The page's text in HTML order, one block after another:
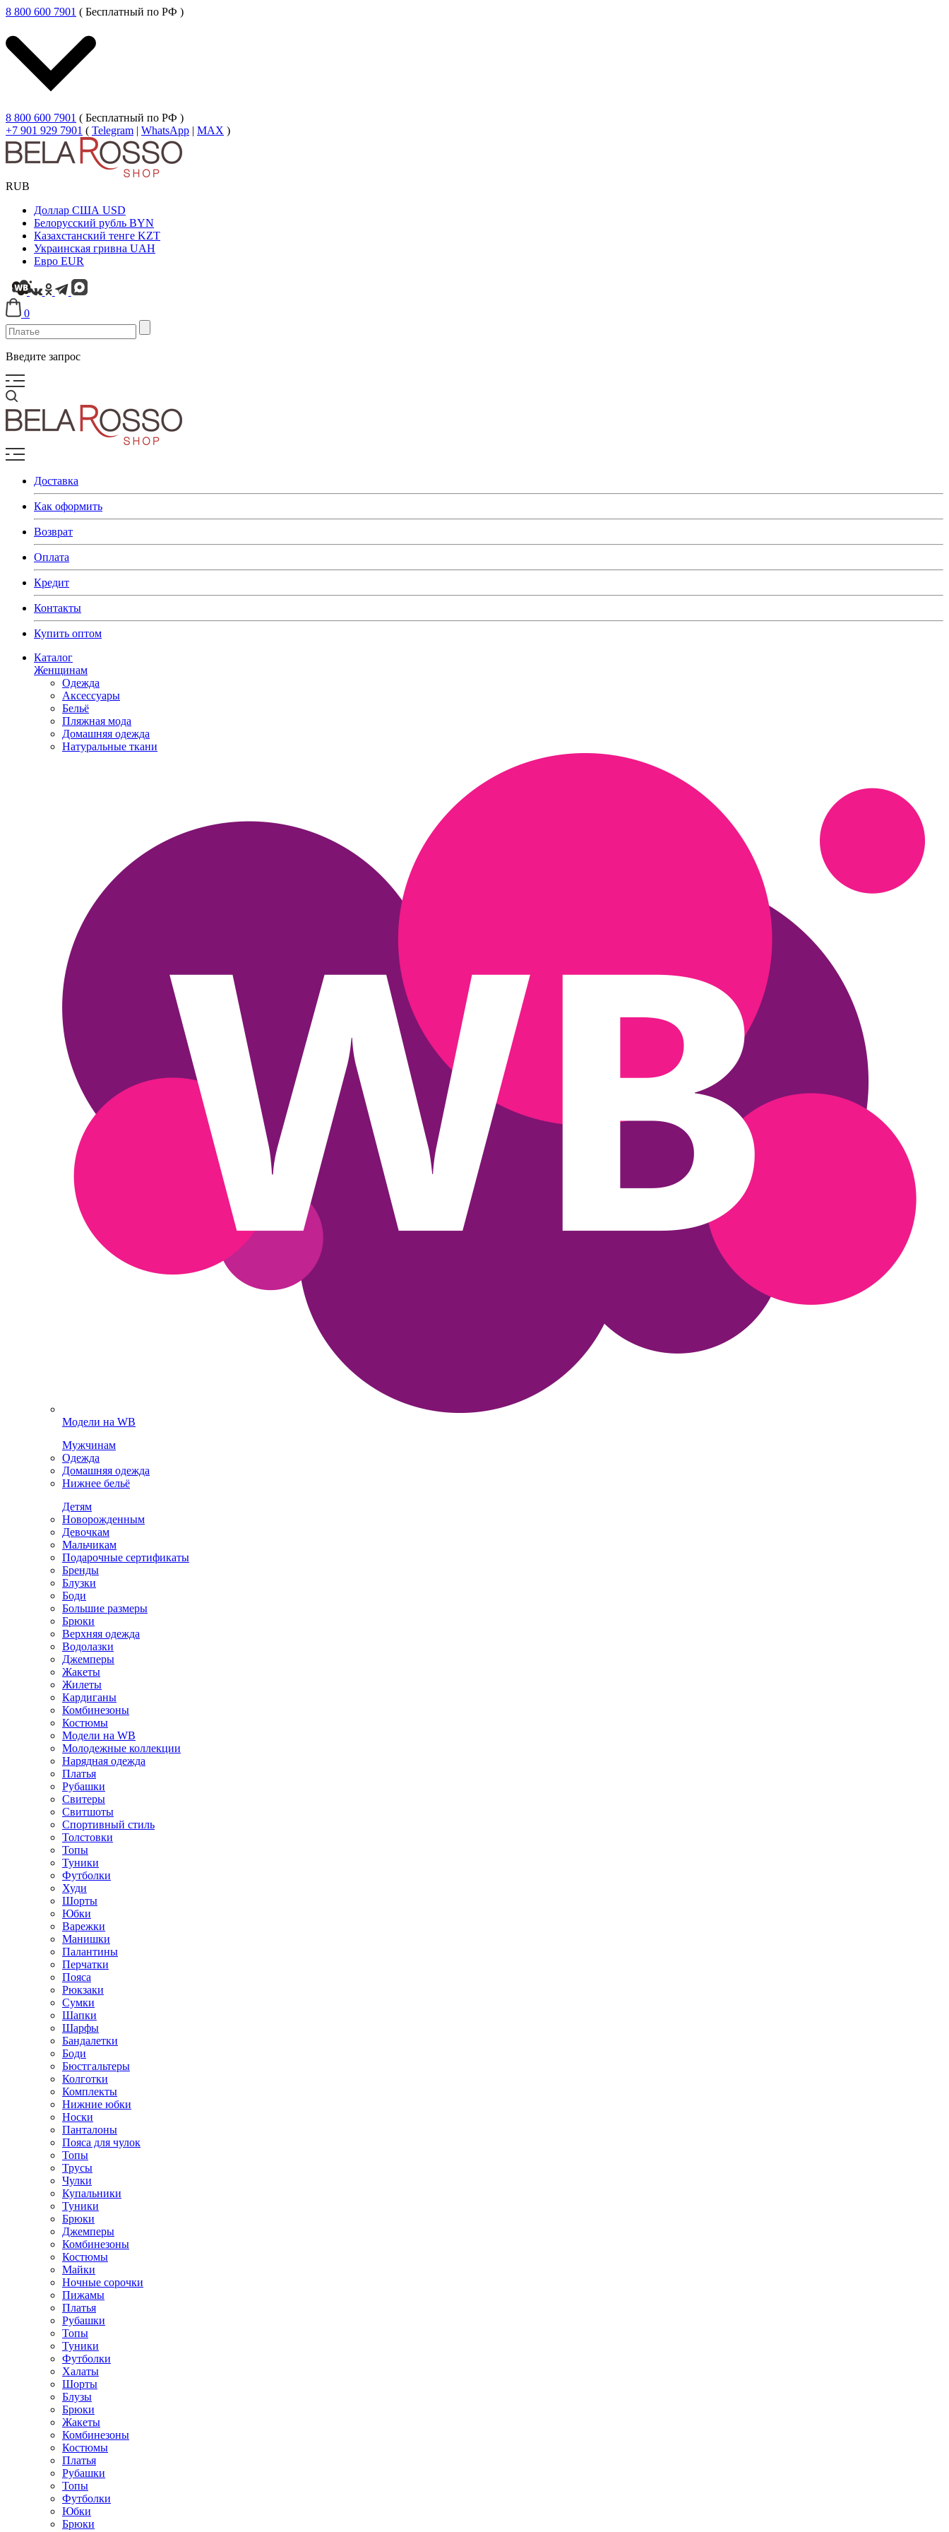
8 800 600 7901 ( Бесплатный по РФ )
8 800 600 7901 ( Бесплатный по РФ )
+7 901 929 7901 ( Telegram | WhatsApp | MAX )
RUB
Доллар США USD
Белорусский рубль BYN
Казахстанский тенге KZT
Украинская гривна UAH
Евро EUR
0
Введите запрос
Доставка
Как оформить
Возврат
Оплата
Кредит
Контакты
Купить оптом
Каталог
Женщинам
Одежда
Аксессуары
Бельё
Пляжная мода
Домашняя одежда
Натуральные ткани
Модели на WB
Мужчинам
Одежда
Домашняя одежда
Нижнее бельё
Детям
Новорожденным
Девочкам
Мальчикам
Подарочные сертификаты
Бренды
Блузки
Боди
Большие размеры
Брюки
Верхняя одежда
Водолазки
Джемперы
Жакеты
Жилеты
Кардиганы
Комбинезоны
Костюмы
Модели на WB
Молодежные коллекции
Нарядная одежда
Платья
Рубашки
Свитеры
Свитшоты
Спортивный стиль
Толстовки
Топы
Туники
Футболки
Худи
Шорты
Юбки
Варежки
Манишки
Палантины
Перчатки
Пояса
Рюкзаки
Сумки
Шапки
Шарфы
Бандалетки
Боди
Бюстгальтеры
Колготки
Комплекты
Нижние юбки
Носки
Панталоны
Поясa для чулок
Топы
Трусы
Чулки
Купальники
Туники
Брюки
Джемперы
Комбинезоны
Костюмы
Майки
Ночные сорочки
Пижамы
Платья
Рубашки
Топы
Туники
Футболки
Халаты
Шорты
Блузы
Брюки
Жакеты
Комбинезоны
Костюмы
Платья
Рубашки
Топы
Футболки
Юбки
Брюки